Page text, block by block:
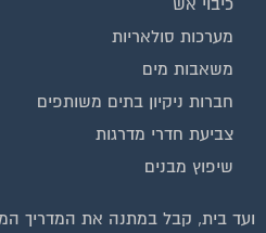
בנייה וניהול אתר: Eyeweb שיווק באינטרנט .